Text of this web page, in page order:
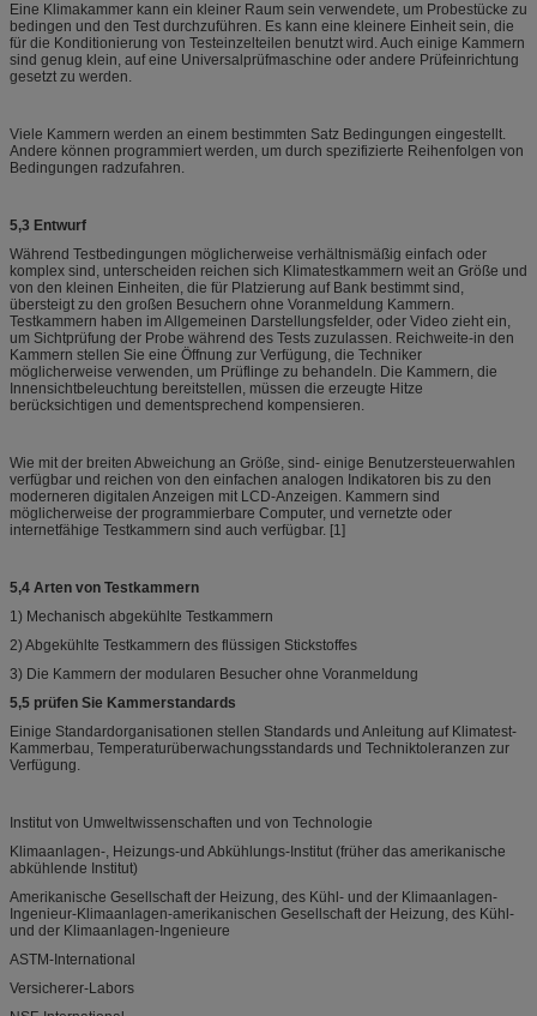
Eine Klimakammer kann ein kleiner Raum sein verwendete, um Probestücke zu
bedingen und den Test durchzuführen. Es kann eine kleinere Einheit sein, die
für die Konditionierung von Testeinzelteilen benutzt wird. Auch einige Kammern
sind genug klein, auf eine Universalprüfmaschine oder andere Prüfeinrichtung
gesetzt zu werden.
Viele Kammern werden an einem bestimmten Satz Bedingungen eingestellt.
Andere können programmiert werden, um durch spezifizierte Reihenfolgen von
Bedingungen radzufahren.
5,3 Entwurf
Während Testbedingungen möglicherweise verhältnismäßig einfach oder
komplex sind, unterscheiden reichen sich Klimatestkammern weit an Größe und
von den kleinen Einheiten, die für Platzierung auf Bank bestimmt sind,
übersteigt zu den großen Besuchern ohne Voranmeldung Kammern.
Testkammern haben im Allgemeinen Darstellungsfelder, oder Video zieht ein,
um Sichtprüfung der Probe während des Tests zuzulassen. Reichweite-in den
Kammern stellen Sie eine Öffnung zur Verfügung, die Techniker
möglicherweise verwenden, um Prüflinge zu behandeln. Die Kammern, die
Innensichtbeleuchtung bereitstellen, müssen die erzeugte Hitze
berücksichtigen und dementsprechend kompensieren.
Wie mit der breiten Abweichung an Größe, sind- einige Benutzersteuerwahlen
verfügbar und reichen von den einfachen analogen Indikatoren bis zu den
moderneren digitalen Anzeigen mit LCD-Anzeigen. Kammern sind
möglicherweise der programmierbare Computer, und vernetzte oder
internetfähige Testkammern sind auch verfügbar. [1]
5,4 Arten von Testkammern
1) Mechanisch abgekühlte Testkammern
2) Abgekühlte Testkammern des flüssigen Stickstoffes
3) Die Kammern der modularen Besucher ohne Voranmeldung
5,5 prüfen Sie Kammerstandards
Einige Standardorganisationen stellen Standards und Anleitung auf Klimatest-
Kammerbau, Temperaturüberwachungsstandards und Techniktoleranzen zur
Verfügung.
Institut von Umweltwissenschaften und von Technologie
Klimaanlagen-, Heizungs-und Abkühlungs-Institut (früher das amerikanische
abkühlende Institut)
Amerikanische Gesellschaft der Heizung, des Kühl- und der Klimaanlagen-
Ingenieur-Klimaanlagen-amerikanischen Gesellschaft der Heizung, des Kühl-
und der Klimaanlagen-Ingenieure
ASTM-International
Versicherer-Labors